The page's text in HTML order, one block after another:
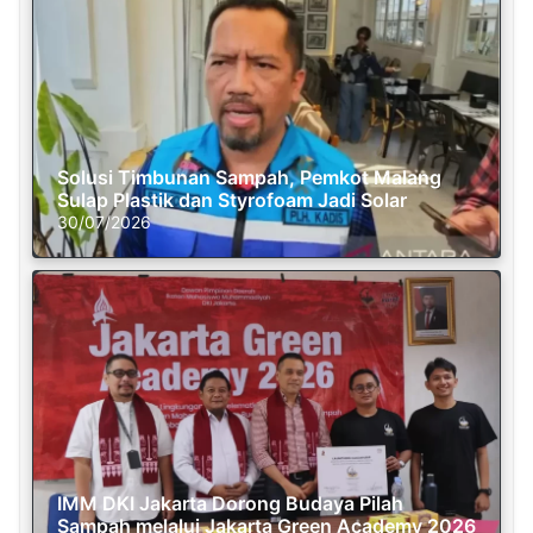
Solusi Timbunan Sampah, Pemkot Malang
Sulap Plastik dan Styrofoam Jadi Solar
30/07/2026
IMM DKI Jakarta Dorong Budaya Pilah
Sampah melalui Jakarta Green Academy 2026